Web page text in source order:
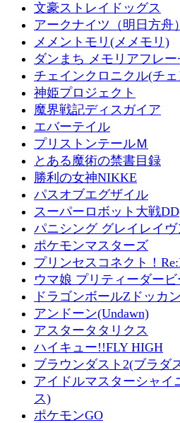
文豪ストレイドッグス
アークナイツ（明日方舟）
メメントモリ(メメモリ)
ダンまち メモリアフレ
チェインクロニクル(チ
神姫プロジェクト
魔界戦記ディスガイア
エバーテイル
プリストンテールＭ
とある魔術の禁書目録
勝利の女神NIKKE
パスオブエグザイル
スーパーロボット大戦
パニシング グレイレイ
ポケモンマスターズ
プリンセスコネクト！
ウマ娘 プリティーダー
ドラゴンボールZドッカ
アンドーン(Undawn)
アスタータタリクス
ハイキュー!!FLY HIGH
ブラウンダスト2(ブラダ
アイドルマスターシャイ
ス)
ポケモンGO